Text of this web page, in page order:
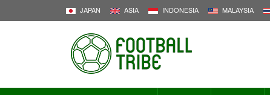
JAPAN ASIA INDONESIA MALAYSIA